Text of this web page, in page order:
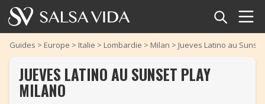
Accueil
Événements
Guides > Europe > Italie > Lombardie > Milan > Jueves Latino au
JUEVES LATINO AU SUNSET PLAY
MILANO